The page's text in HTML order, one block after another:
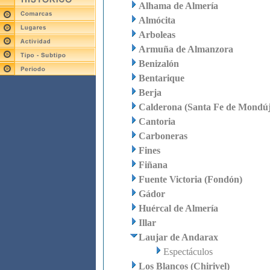
Alhama de Almería
Almócita
Arboleas
Armuña de Almanzora
Benizalón
Bentarique
Berja
Calderona (Santa Fe de
Cantoria
Carboneras
Fines
Fiñana
Fuente Victoria (Fondón)
Gádor
Huércal de Almería
Illar
Laujar de Andarax
Espectáculos
Los Blancos (Chirivel)